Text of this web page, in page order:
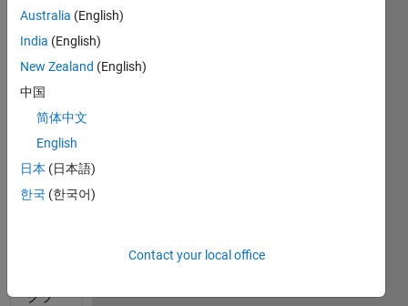
ADXL
を用
い
て、
を行
いた
いで
初心
グラ
Australia (English)
India (English)
New Zealand (English)
中国
简体中文
English
日本 (日本語)
한국 (한국어)
Contact your local office